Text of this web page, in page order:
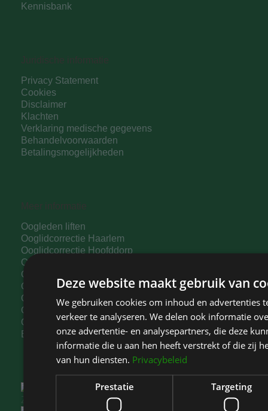
Kennisbank
Juridische informatie
Privacy Statement
Cookies
Disclaimer
Klachten
Verklaring medische gegevens
Behandelvoorwaarden
Betalingsmogelijkheden
Meer informatie
Oogleden liften
Ooglidcorrectie Haarlem
Ooglidcorrectie Hoofddorp
Ooglidcorrectie Amsterdam
Ooglidcorrectie Noord-Holland
Ooglidcorrectie Bloemendaal
Ooglidcorrectie Zaandam
Ooglidcorrectie IJmuiden
Ooglidcorrectie Beverwijk
Borstvergroting Haarlem
Deze website maakt gebruik van
We gebruiken cookies om inhoud en advertenties
verkeer te analyseren. We delen ook informatie
onze advertentie- en analysepartners, die deze
informatie die u aan hen heeft verstrekt of die zij
van hun diensten. Privacybeleid
Prestatie Targeting